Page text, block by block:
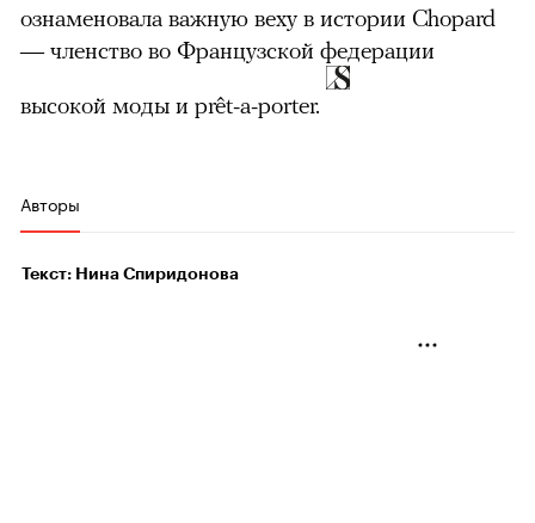
ознаменовала важную веху в истории Chopard
— членство во Французской федерации
высокой моды и prêt-a-porter.
Авторы
Текст: Нина Спиридонова